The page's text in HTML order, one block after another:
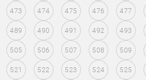
473 474 475 476 477
489 490 491 492 493
505 506 507 508 509
521 522 523 524 525